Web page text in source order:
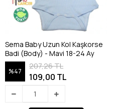
Sema Baby Uzun Kol Kaşkorse
Badi (Body) - Mavi 18-24 Ay
%47
207,26 TL
109,00 TL